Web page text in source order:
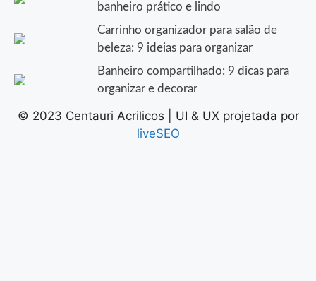
banheiro prático e lindo
Carrinho organizador para salão de
beleza: 9 ideias para organizar
Banheiro compartilhado: 9 dicas para
organizar e decorar
© 2023 Centauri Acrilicos | UI & UX projetada por
liveSEO